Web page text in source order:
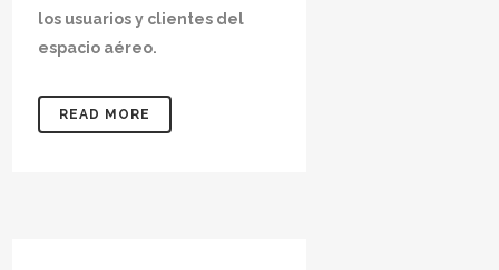
los usuarios y clientes del
espacio aéreo.
READ MORE